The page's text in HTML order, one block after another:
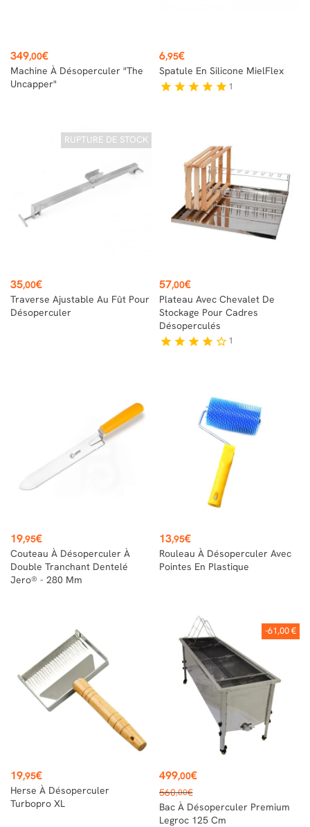
Prix
349,00€
Machine À Désoperculer "The
Uncapper"
Prix
6,95€
Spatule En Silicone MielFlex
star star star star star 1
RUPTURE DE STOCK
Prix
35,00€
Traverse Ajustable Au Fût Pour
Désoperculer
Prix
57,00€
Plateau Avec Chevalet De
Stockage Pour Cadres
Désoperculés
star star star star star_border 1
Prix
19,95€
Couteau À Désoperculer À
Double Tranchant Dentelé
Jero® - 280 Mm
Prix
13,95€
Rouleau À Désoperculer Avec
Pointes En Plastique
Prix
19,95€
Herse À Désoperculer
Turbopro XL
-61,00 €
Prix
499,00€
Prix
de
base
560,00€
Bac À Désoperculer Premium
Legroc 125 Cm